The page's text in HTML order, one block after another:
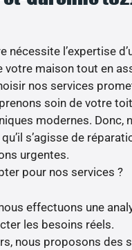
nécessite l’expertise
votre maison tout en
nos services
soin de votre
modernes. Donc,
s’agisse de
urgentes.
pour nos services ?
nous effectuons une
les besoins réels.
nous proposons des